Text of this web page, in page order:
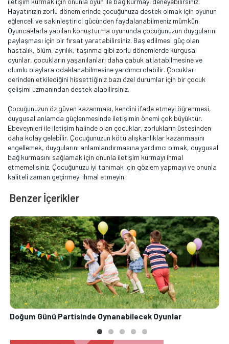
Hayatınızın zorlu dönemlerinde çocuğunuza destek olmak için oyunun
eğlenceli ve sakinleştirici gücünden faydalanabilmeniz mümkün.
Oyuncaklarla yapılan konuşturma oyununda çocuğunuzun duygularını
paylaşması için bir fırsat yaratabilirsiniz. Baş edilmesi güç olan
hastalık, ölüm, ayrılık, taşınma gibi zorlu dönemlerde kurgusal
oyunlar, çocukların yaşanılanları daha çabuk atlatabilmesine ve
olumlu olaylara odaklanabilmesine yardımcı olabilir. Çocukları
derinden etkilediğini hissettiğiniz bazı özel durumlar için bir çocuk
gelişimi uzmanından destek alabilirsiniz.
Çocuğunuzun öz güven kazanması, kendini ifade etmeyi öğrenmesi,
duygusal anlamda güçlenmesinde iletişimin önemi çok büyüktür.
Ebeveynleri ile iletişim halinde olan çocuklar, zorlukların üstesinden
daha kolay gelebilir. Çocuğunuzun kötü alışkanlıklar kazanmasını
engellemek, duygularını anlamlandırmasına yardımcı olmak, duygusal
bağ kurmasını sağlamak için onunla iletişim kurmayı ihmal
etmemelisiniz. Çocuğunuzu iyi tanımak için gözlem yapmayı ve onunla
kaliteli zaman geçirmeyi ihmal etmeyin.
Benzer İçerikler
Doğum Günü Partisinde Oynanabilecek Oyunlar